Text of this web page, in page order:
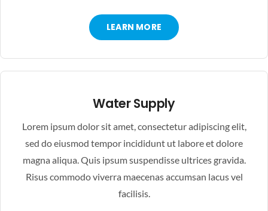
LEARN MORE
Water Supply
Lorem ipsum dolor sit amet, consectetur adipiscing elit,
sed do eiusmod tempor incididunt ut labore et dolore
magna aliqua. Quis ipsum suspendisse ultrices gravida.
Risus commodo viverra maecenas accumsan lacus vel
facilisis.